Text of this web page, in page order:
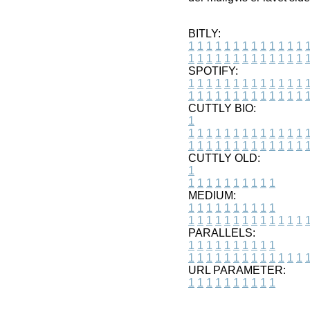
BITLY:
1 1 1 1 1 1 1 1 1 1 1 1 1 1
1 1 1 1 1 1 1 1 1 1 1 1 1 1
SPOTIFY:
1 1 1 1 1 1 1 1 1 1 1 1 1 1
1 1 1 1 1 1 1 1 1 1 1 1 1 1
CUTTLY BIO:
1
1 1 1 1 1 1 1 1 1 1 1 1 1 1
1 1 1 1 1 1 1 1 1 1 1 1 1 1
CUTTLY OLD:
1
1 1 1 1 1 1 1 1 1 1
MEDIUM:
1 1 1 1 1 1 1 1 1 1
1 1 1 1 1 1 1 1 1 1 1 1 1 1
PARALLELS:
1 1 1 1 1 1 1 1 1 1
1 1 1 1 1 1 1 1 1 1 1 1 1 1
URL PARAMETER:
1 1 1 1 1 1 1 1 1 1